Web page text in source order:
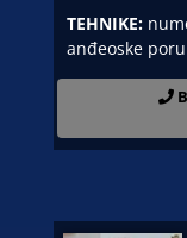
TEHNIKE:
anđeoske